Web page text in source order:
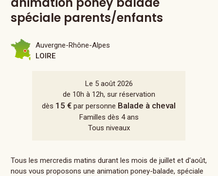
spéciale parents/enfants
Le 5 août 2026
de 10h à 12h, sur réservation
dès 15 € par personne Balade à cheval
Familles dès 4 ans
Tous niveaux
Auvergne-Rhône-Alpes
LOIRE
Tous les mercredis matins durant les mois de juillet et d'août,
nous vous proposons une animation poney-balade, spéciale